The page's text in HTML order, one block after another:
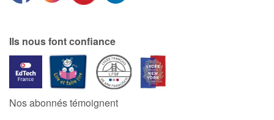
Sujets de société
Formats et illustrations
Catalogue anglais
Ils nous font confiance
Nos abonnés témoignent